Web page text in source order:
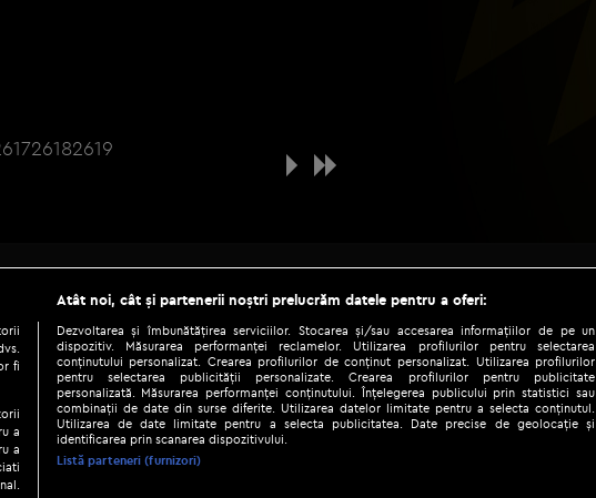
26182619
© 2026 / DIGI ROMANIA S.A.
de confidențialitate|
fi
a
a
Atât noi, cât și partenerii noștri prelucrăm datele pentru a oferi:
Dezvoltarea și îmbunătățirea serviciilor. Stocarea și/sau accesarea informațiilor de pe un
dispozitiv. Măsurarea performanței reclamelor. Utilizarea profilurilor pentru selectarea
conținutului personalizat. Crearea profilurilor de conținut personalizat. Utilizarea profilurilor
pentru selectarea publicității personalizate. Crearea profilurilor pentru publicitate
personalizată. Măsurarea performanței conținutului. Înțelegerea publicului prin statistici sau
combinații de date din surse diferite. Utilizarea datelor limitate pentru a selecta conținutul.
Utilizarea de date limitate pentru a selecta publicitatea. Date precise de geolocație și
identificarea prin scanarea dispozitivului.
Listă parteneri (furnizori)